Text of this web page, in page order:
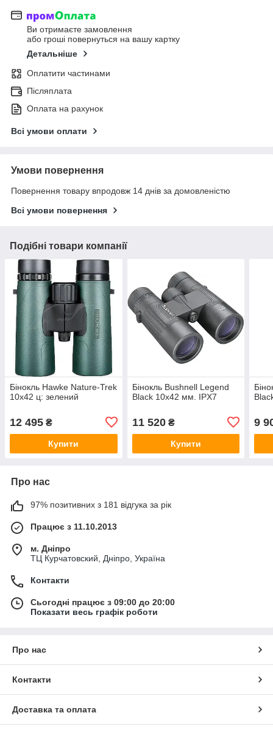
Ви отримаєте замовлення
або гроші повернуться на вашу картку
Детальніше
Оплатити частинами
Післяплата
Оплата на рахунок
Всі умови оплати
Умови повернення
Повернення товару впродовж 14 днів за домовленістю
Всі умови повернення
Подібні товари компанії
Бінокль Hawke Nature-Trek
10х42 ц: зелений
12 495 ₴
Купити
Бінокль Bushnell Legend
Black 10x42 мм. IPX7
11 520₴
Купити
9
Про нас
97% позитивних з 181 відгука за рік
Працює з 11.10.2013
м. Дніпро
ТЦ Курчатовский, Дніпро, Україна
Контакти
Сьогодні працює з 09:00 до 20:00
Показати весь графік роботи
Про нас
Контакти
Доставка та оплата